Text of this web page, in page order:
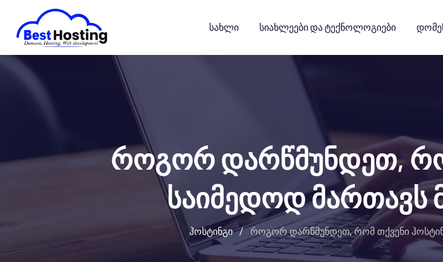
გადასვლა
კონტენტზე
Სახლი Სიახლეები Და Ტექნოლოგიები
როგორ დარწმუნდეთ,
საიმედოდ მართავს
ჰოსტინგი / როგორ დარწმუნდეთ, რომ თქვენი